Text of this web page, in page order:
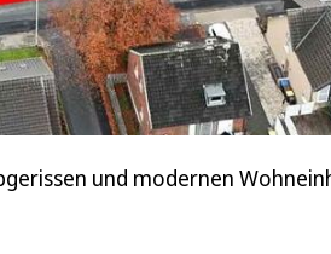
und modernen